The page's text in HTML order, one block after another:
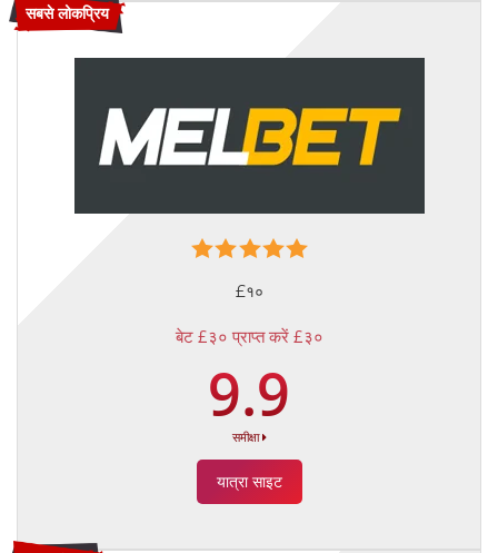
सबसे लोकप्रिय
£१०
बेट £३० प्राप्त करें £३०
9.9
समीक्षा
यात्रा साइट